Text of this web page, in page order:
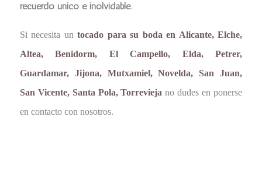
recuerdo único e inolvidable.
Si necesita untocado para su boda en Alicante, Elche,
Altea, Benidorm, El Campello, Elda, Petrer,
Guardamar, Jijona, Mutxamiel, Novelda, San Juan,
San Vicente, Santa Pola, Torrevieja no dudes en ponerse
en contacto con nosotros.